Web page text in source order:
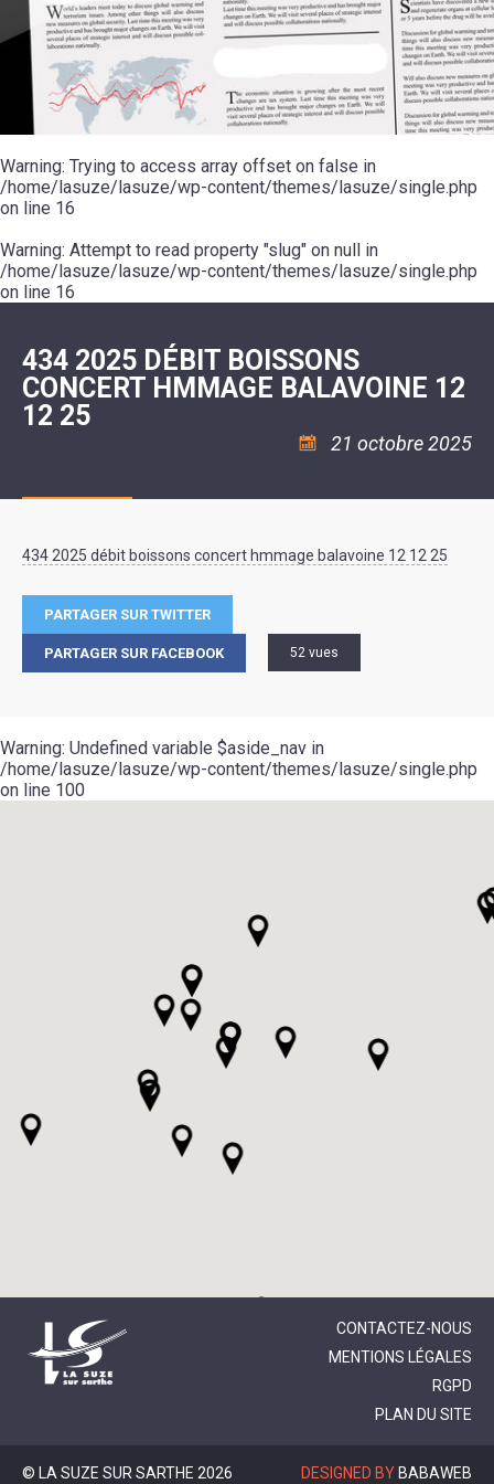
20ÈME
SIÈCLE
RÉUNIONS
DU
CONSEIL
MUNICIPAL
ARRÊTÉS
DÉCISIONS
MAIRE
MOT
DE
LA
MINORITÉ
LES
ÉCOLES
COLLÈGE
ESPACE
JEUNES
11
18
:
ASSOCIATION
COULÉE
DOUCE
ENVIRONNEMENT
L'EAU
L'ASSAINISSEMENT
RÉSIDENCE
AUTONOMIE
LE
CCAS
LA
POLICE
SÉCURITÉ
/
RISQUES
MAJEURS
MUSIQUE
L'ÉCOLE
COMMUNAUTAIRE
DANSE
PISCINE
ASSOCIATIONS
VOIE
VERTE
VISITES
DÉCOUVERTES
LES
RANDONNÉES
LE
POUR
CAMPING-
CARS
TENTES
CARAVANES
LA
HALTE
FLUVIALE
SUZE
Warning: Trying to access array offset on false in
/home/lasuze/lasuze/wp-content/themes/lasuze/single.php
on line 16
Warning: Attempt to read property "slug" on null in
/home/lasuze/lasuze/wp-content/themes/lasuze/single.php
on line 16
434 2025 DÉBIT BOISSONS
CONCERT HMMAGE BALAVOINE 12
12 25
21 octobre 2025
434 2025 débit boissons concert hmmage balavoine 12 12 25
PARTAGER SUR TWITTER
PARTAGER SUR FACEBOOK 52 vues
Warning: Undefined variable $aside_nav in
/home/lasuze/lasuze/wp-content/themes/lasuze/single.php
on line 100
CONTACTEZ-NOUS
MENTIONS LÉGALES
RGPD
PLAN DU SITE
© LA SUZE SUR SARTHE 2026 DESIGNED BY BABAWEB